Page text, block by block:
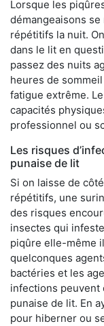
Lorsque les
démangeaisons
répétitifs la nuit.
dans le lit en
passez des nuits
heures de
fatigue extrême.
capacités
professionnel ou
Les risques
punaise de lit
Si on laisse de
répétitifs, une
des risques
insectes qui
piqûre elle-même
quelconques
bactéries et les
infections peuvent
punaise de lit. En
pour hiberner ou